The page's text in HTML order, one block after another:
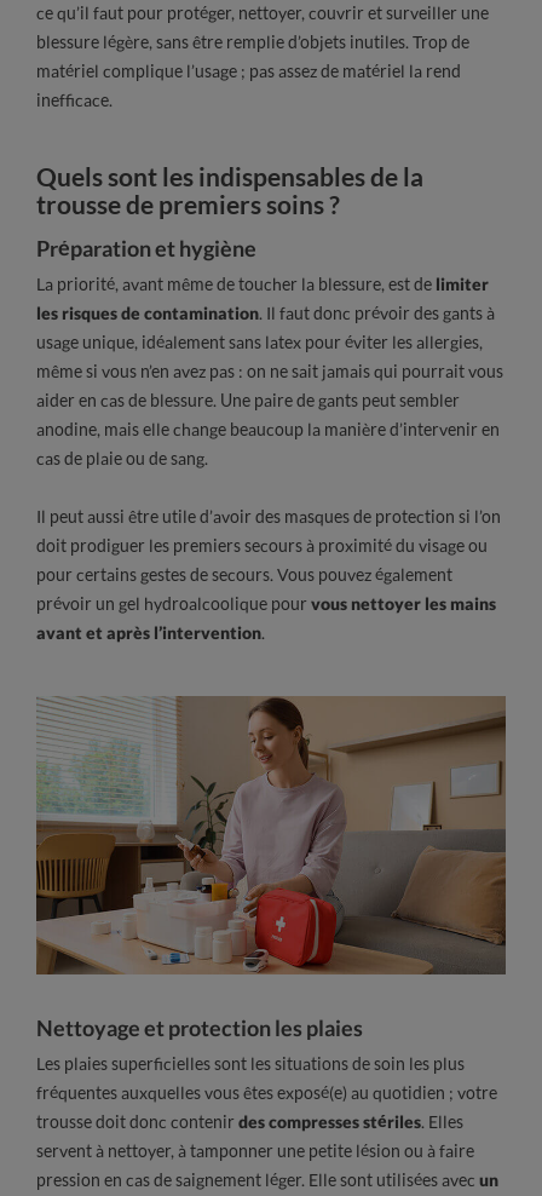
ce qu’il faut pour protéger, nettoyer, couvrir et surveiller une
blessure légère, sans être remplie d’objets inutiles. Trop de
matériel complique l’usage ; pas assez de matériel la rend
inefficace.
Quels sont les indispensables de la
trousse de premiers soins ?
Préparation et hygiène
La priorité, avant même de toucher la blessure, est de limiter
les risques de contamination. Il faut donc prévoir des gants à
usage unique, idéalement sans latex pour éviter les allergies,
même si vous n’en avez pas : on ne sait jamais qui pourrait vous
aider en cas de blessure. Une paire de gants peut sembler
anodine, mais elle change beaucoup la manière d’intervenir en
cas de plaie ou de sang.
Il peut aussi être utile d’avoir des masques de protection si l’on
doit prodiguer les premiers secours à proximité du visage ou
pour certains gestes de secours. Vous pouvez également
prévoir un gel hydroalcoolique pour vous nettoyer les mains
avant et après l’intervention.
Nettoyage et protection les plaies
Les plaies superficielles sont les situations de soin les plus
fréquentes auxquelles vous êtes exposé(e) au quotidien ; votre
trousse doit donc contenir des compresses stériles. Elles
servent à nettoyer, à tamponner une petite lésion ou à faire
pression en cas de saignement léger. Elle sont utilisées avec un